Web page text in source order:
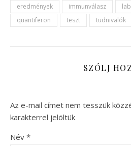
eredmények
immunválasz
quantiferon
teszt tudnivalók
SZÓLJ
Az e-mail címet nem tesszük
karakterrel jelöltük
Név *